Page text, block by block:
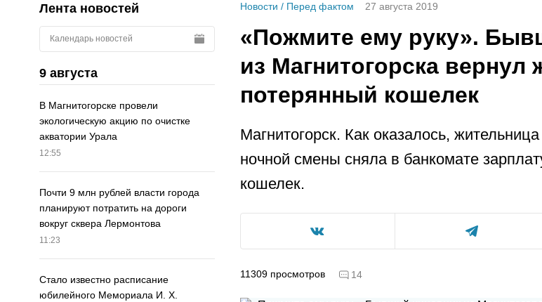
Лента новостей
Календарь новостей
9 августа
В Магнитогорске провели
экологическую акцию по очистке
акватории Урала
12:55
Почти 9 млн рублей власти города
планируют потратить на дороги
вокруг сквера Лермонтова
11:23
Стало известно расписание
юбилейного Мемориала И. Х.
Новости / Перед фактом 27 августа 2019
«Пожмите ему руку».
из Магнитогорска вернул
потерянный кошелек
Магнитогорск. Как оказалось,
ночной смены сняла в банкомате
кошелек.
11309 просмотров 14